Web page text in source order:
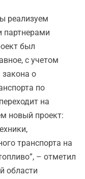
реализуем
партнерами
был
с учетом
закона о
по
на
новый проект:
транспорта на
– отметил
области